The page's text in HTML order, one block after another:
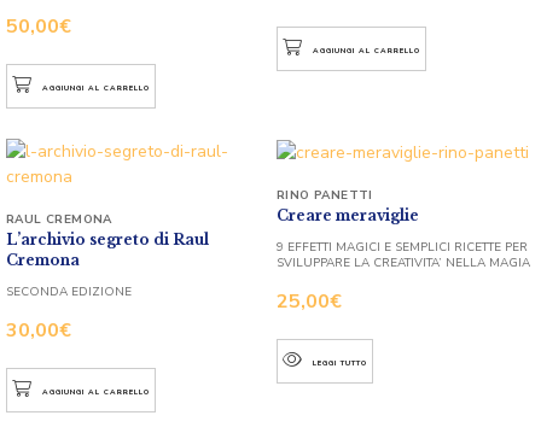
50,00€
AGGIUNGI AL CARRELLO
AGGIUNGI AL CARRELLO
L’archivio segreto di Raul
Cremona
30,00€
RAUL CREMONA
SECONDA EDIZIONE
AGGIUNGI AL CARRELLO
Creare meraviglie
25,00€
RINO PANETTI
9 EFFETTI MAGICI E SEMPLICI RICETTE PER
SVILUPPARE LA CREATIVITA’ NELLA MAGIA
LEGGI TUTTO